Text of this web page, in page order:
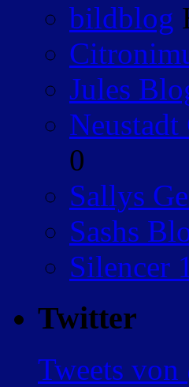
bildblog
Jules
0
Sallys
Sashs
Silencer
Twitter
Tweets von